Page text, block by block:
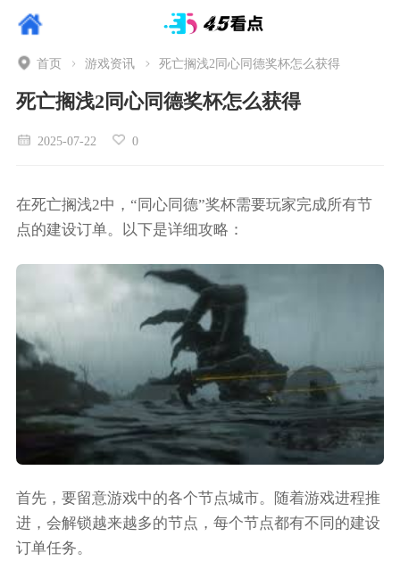
首页 游戏资讯 死亡搁浅2同心同德奖杯怎么获得
死亡搁浅2同心同德奖杯怎么获得
2025-07-22 0
在死亡搁浅2中，“同心同德”奖杯需要玩家完成所有节
点的建设订单。以下是详细攻略：
首先，要留意游戏中的各个节点城市。随着游戏进程推
进，会解锁越来越多的节点，每个节点都有不同的建设
订单任务。